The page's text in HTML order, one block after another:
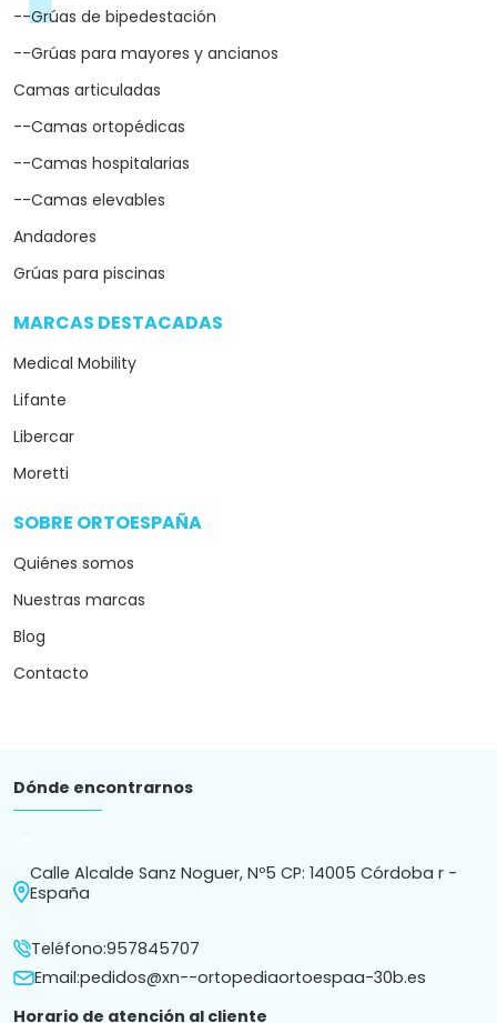
--Grúas de bipedestación
--Grúas para mayores y ancianos
Camas articuladas
--Camas ortopédicas
--Camas hospitalarias
--Camas elevables
Andadores
Grúas para piscinas
MARCAS DESTACADAS
Medical Mobility
Lifante
Libercar
Moretti
SOBRE ORTOESPAÑA
Quiénes somos
Nuestras marcas
Blog
Contacto
Dónde encontrarnos
Calle Alcalde Sanz Noguer, Nº5 CP: 14005 Córdoba r -
España
Teléfono:957845707
Email:pedidos@xn--ortopediaortoespaa-30b.es
Horario de atención al cliente